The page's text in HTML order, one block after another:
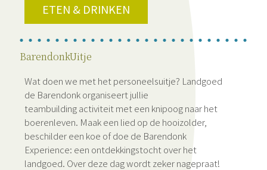
ETEN & DRINKEN
BarendonkUitje
Wat doen we met het personeelsuitje? Landgoed
de Barendonk organiseert jullie
teambuilding activiteit met een knipoog naar het
boerenleven. Maak een lied op de hooizolder,
beschilder een koe of doe de Barendonk
Experience: een ontdekkingstocht over het
landgoed. Over deze dag wordt zeker nagepraat!